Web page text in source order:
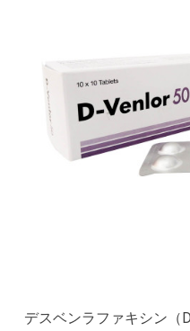
デスベンラファキシン（